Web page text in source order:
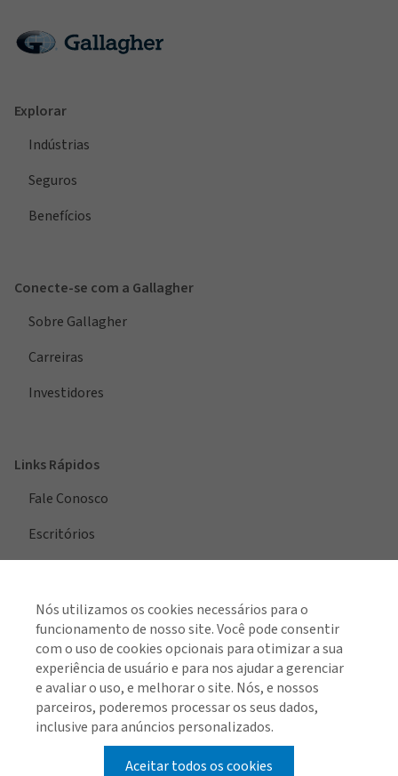
Explorar
Indústrias
Seguros
Benefícios
Conecte-se com a Gallagher
Sobre Gallagher
Carreiras
Investidores
Links Rápidos
Fale Conosco
Escritórios
Ver todas las regiones
Encontre-nos nas redes sociais
Nós utilizamos os cookies necessários para o
funcionamento de nosso site. Você pode consentir
com o uso de cookies opcionais para otimizar a sua
experiência de usuário e para nos ajudar a gerenciar
e avaliar o uso, e melhorar o site. Nós, e nossos
parceiros, poderemos processar os seus dados,
inclusive para anúncios personalizados.
Aceitar todos os cookies